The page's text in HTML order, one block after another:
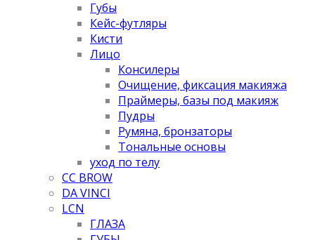
Губы
Кейс-футляры
Кисти
Лицо
Консилеры
Очищение, фиксация макияжа
Праймеры, базы под макияж
Пудры
Румяна, бронзаторы
Тональные основы
уход по телу
CC BROW
DA VINCI
LCN
ГЛАЗА